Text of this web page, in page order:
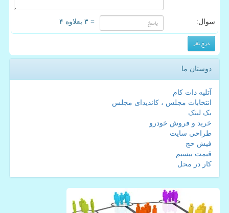
سوال: = ۳ بعلاوه ۴
دوستان ما
آتلیه دات کام
انتخابات مجلس ، کاندیدای مجلس
بک لینک
خرید و فروش خودرو
طراحی سایت
فیش حج
قیمت بیسیم
کار در محل